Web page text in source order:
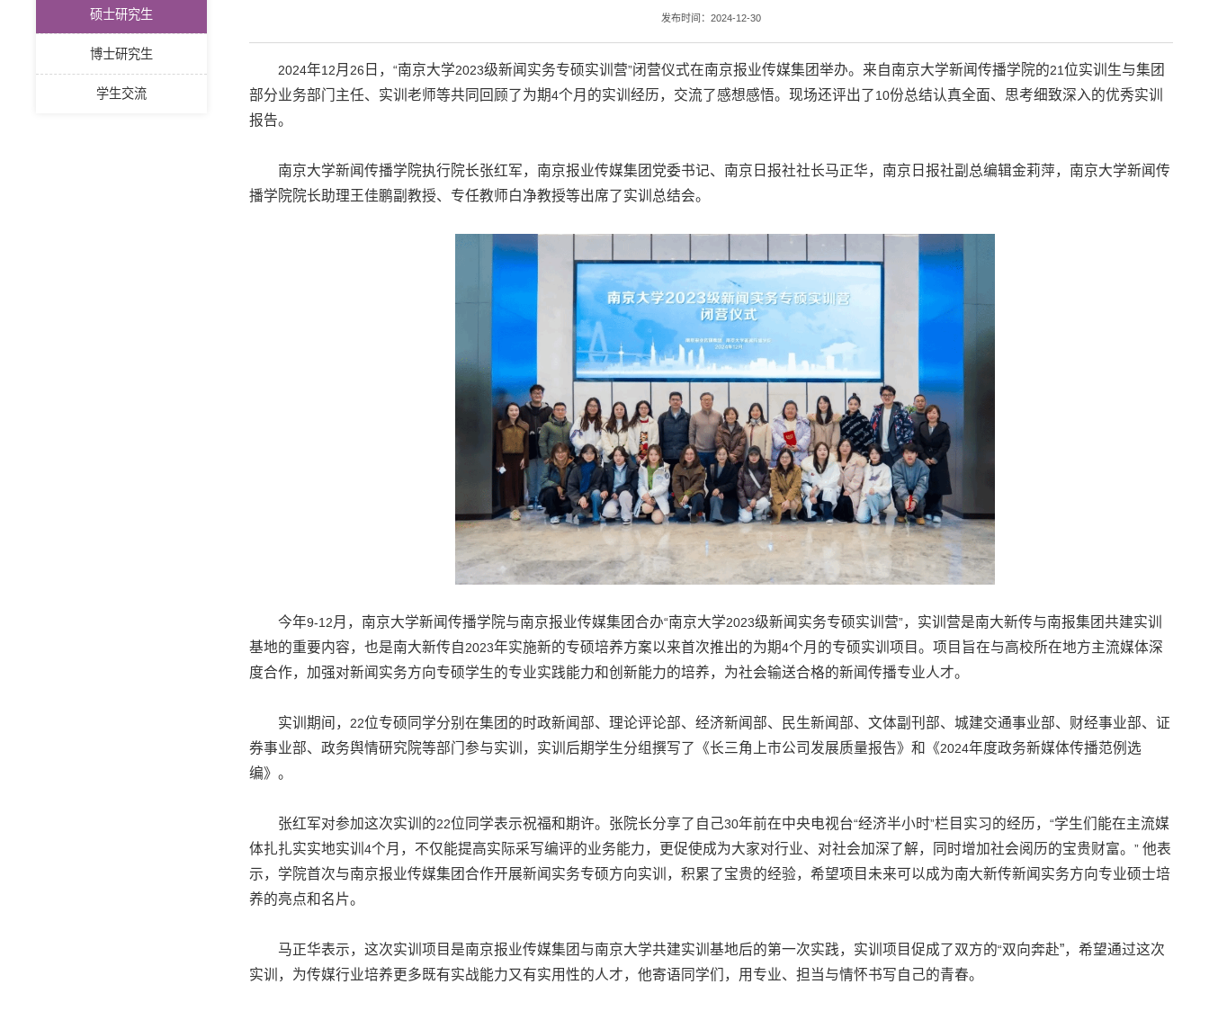
硕士研究生
博士研究生
学生交流
发布时间：2024-12-30
2024年12月 26 日， “南京大学2023级新闻实务专硕实训营”闭营仪式在南京报业传媒集团举办。来自南京大学新闻传播学院的21位实训生与集团
部分业务部门主任、实训老师等共同回顾了为期4个月的实训经历，交流了感想感悟。现场还评出了10份总结认真全面、思考细致深入的优秀实训
报告。
南京大学新闻传播学院执行院长张红军，南京报业传媒集团党委书记、南京日报社社长马正华，南京日报社副总编辑金莉萍，南京大学新闻传
播学院院长助理王佳鹏副教授、专任教师白净教授等出席了实训总结会。
今年9-12月，南京大学新闻传播学院与南京报业传媒集团合办“南京大学2023级新闻实务专硕实训营”，实训营是南大新传与南报集团共建实训
基地的重要内容，也是南大新传自2023年实施新的专硕培养方案以来首次推出的为期4个月的专硕实训项目。项目旨在与高校所在地方主流媒体深
度合作，加强对新闻实务方向专硕学生的专业实践能力和创新能力的培养，为社会输送合格的新闻传播专业人才。
实训期间， 22位专硕同学分别在集团的时政新闻部、理论评论部、经济新闻部、民生新闻部、文体副刊部、城建交通事业部、财经事业部、证
券事业部、政务舆情研究院等部门参与实训，实训后期学生分组撰写了《长三角上市公司发展质量报告》和《2024年度政务新媒体传播范例选
编》。
张红军对参加这次实训的22位同学表示祝福和期许。张院长分享了自己30年前在中央电视台“经济半小时”栏目实习的经历， “学生们能在主流媒
体扎扎实实地实训 4个月，不仅能提高实际采写编评的业务能力，更促使成为大家对行业、对社会加深了解，同时增加社会阅历的宝贵财富。 ” 他表
示，学院首次与南京报业传媒集团合作开展新闻实务专硕方向实训，积累了宝贵的经验，希望项目未来可以成为南大新传新闻实务方向专业硕士培
养的亮点和名片。
马正华表示，这次实训项目是南京报业传媒集团与南京大学共建实训基地后的第一次实践，实训项目促成了双方的“双向奔赴”，希望通过这次
实训，为传媒行业培养更多既有实战能力又有实用性的人才，他寄语同学们，用专业、担当与情怀书写自己的青春。